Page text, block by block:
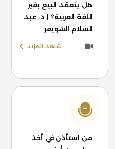
هل ينعقد البيع بغير
اللغة العربية؟ | د. عبد
السلام الشويعر
شاهد المزيد
من استأذن في أخذ